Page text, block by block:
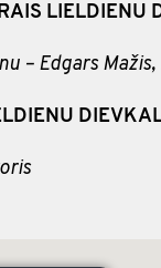
LIELDIENU
– Edgars